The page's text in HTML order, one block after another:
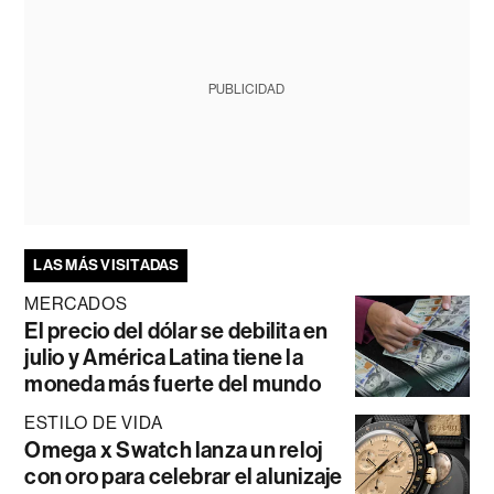
PUBLICIDAD
LAS MÁS VISITADAS
MERCADOS
El precio del dólar se debilita en
julio y América Latina tiene la
moneda más fuerte del mundo
ESTILO DE VIDA
Omega x Swatch lanza un reloj
con oro para celebrar el alunizaje